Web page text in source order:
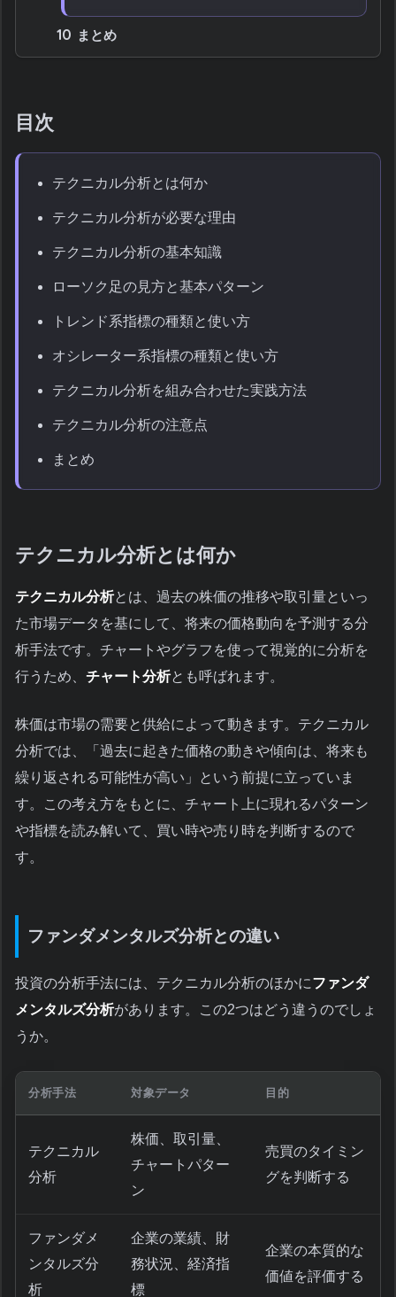
10 まとめ
目次
テクニカル分析とは何か
テクニカル分析が必要な理由
テクニカル分析の基本知識
ローソク足の見方と基本パターン
トレンド系指標の種類と使い方
オシレーター系指標の種類と使い方
テクニカル分析を組み合わせた実践方法
テクニカル分析の注意点
まとめ
テクニカル分析とは何か
テクニカル分析とは、過去の株価の推移や取引量といっ
た市場データを基にして、将来の価格動向を予測する分
析手法です。チャートやグラフを使って視覚的に分析を
行うため、 チャート分析とも呼ばれます。
株価は市場の需要と供給によって動きます。テクニカル
分析では、「過去に起きた価格の動きや傾向は、将来も
繰り返される可能性が高い」という前提に立っていま
す。この考え方をもとに、チャート上に現れるパターン
や指標を読み解いて、買い時や売り時を判断するので
す。
ファンダメンタルズ分析との違い
投資の分析手法には、テクニカル分析のほかにファンダ
メンタルズ分析があります。この2つはどう違うのでしょ
うか。
分析手法 対象データ 目的
テクニカル
分析
株価、取引量、
チャートパター
ン
売買のタイミン
グを判断する
ファンダメ
ンタルズ分
析
企業の業績、財
務状況、経済指
標
企業の本質的な
価値を評価する